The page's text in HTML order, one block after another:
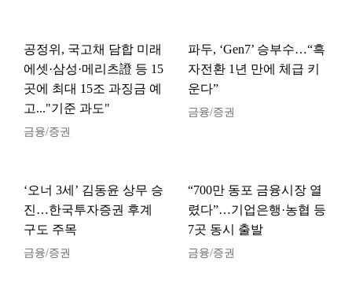
공정위, 국고채 담합 미래
에셋·삼성·메리츠證 등 15
곳에 최대 15조 과징금 예
고..."기준 과도"
금융/증권
파두, ‘Gen7’ 승부수…“흑
자전환 1년 만에 체급 키
운다”
금융/증권
‘오너 3세’ 김동윤 상무 승
진…한국투자증권 후계
구도 주목
금융/증권
“700만 동포 금융시장 열
렸다”…기업은행·농협 등
7곳 동시 출발
금융/증권